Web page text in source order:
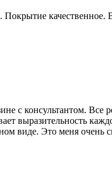
с консультантом.
выразительность
виде. Это меня